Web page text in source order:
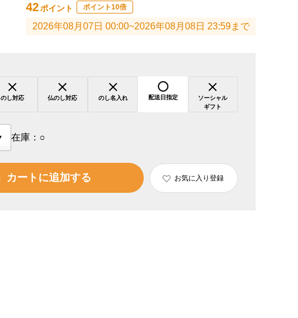
42ポイント ポイント10倍
2026年08月07日 00:00~2026年08月08日 23:59まで
のし対応 仏のし対応 のし名入れ 配送日指定
ソーシャル
ギフト
在庫： ○
カートに追加する お気に入り登録